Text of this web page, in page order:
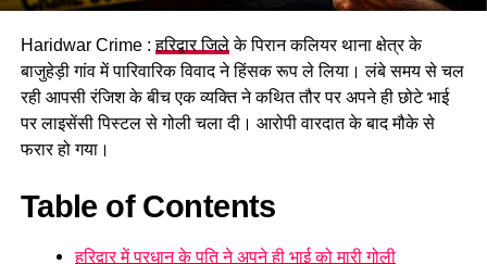
बड़ी कंपनियों के खातों को निशाना बनाता
था गैंग
पूछताछ में ये भी खुलासा हुआ कि गिरोह बड़ी कंपनियों के खातों को निशाना
करता था।
Haridwar Crime :हरिद्वार जिलेके पिरान कलियर थाना क्षेत्र के
बाजुहेड़ी गांव में पारिवारिक विवाद ने हिंसक रूप ले लिया। लंबे समय से चल
रही आपसी रंजिश के बीच एक व्यक्ति ने कथित तौर पर अपने ही छोटे भाई
पर लाइसेंसी पिस्टल से गोली चला दी। आरोपी वारदात के बाद मौके से
फरार हो गया।
Table of Contents
हरिद्वार में प्रधान के पति ने अपने ही भाई को मारी गोली